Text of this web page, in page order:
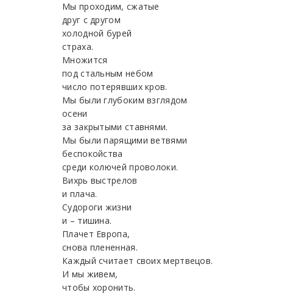
Мы проходим, сжатые
друг с другом
холодной бурей
страха.
Множится
под стальным небом
число потерявших кров.
Мы были глубоким взглядом
осени
за закрытыми ставнями.
Мы были парящими ветвями
беспокойства
среди колючей проволоки.
Вихрь выстрелов
и плача.
Судороги жизни
и – тишина.
Плачет Европа,
снова плененная.
Каждый считает своих мертвецов.
И мы живем,
чтобы хоронить.